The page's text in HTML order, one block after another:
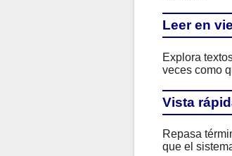
Leer en
Explora
veces como
Vista
Repasa
que el